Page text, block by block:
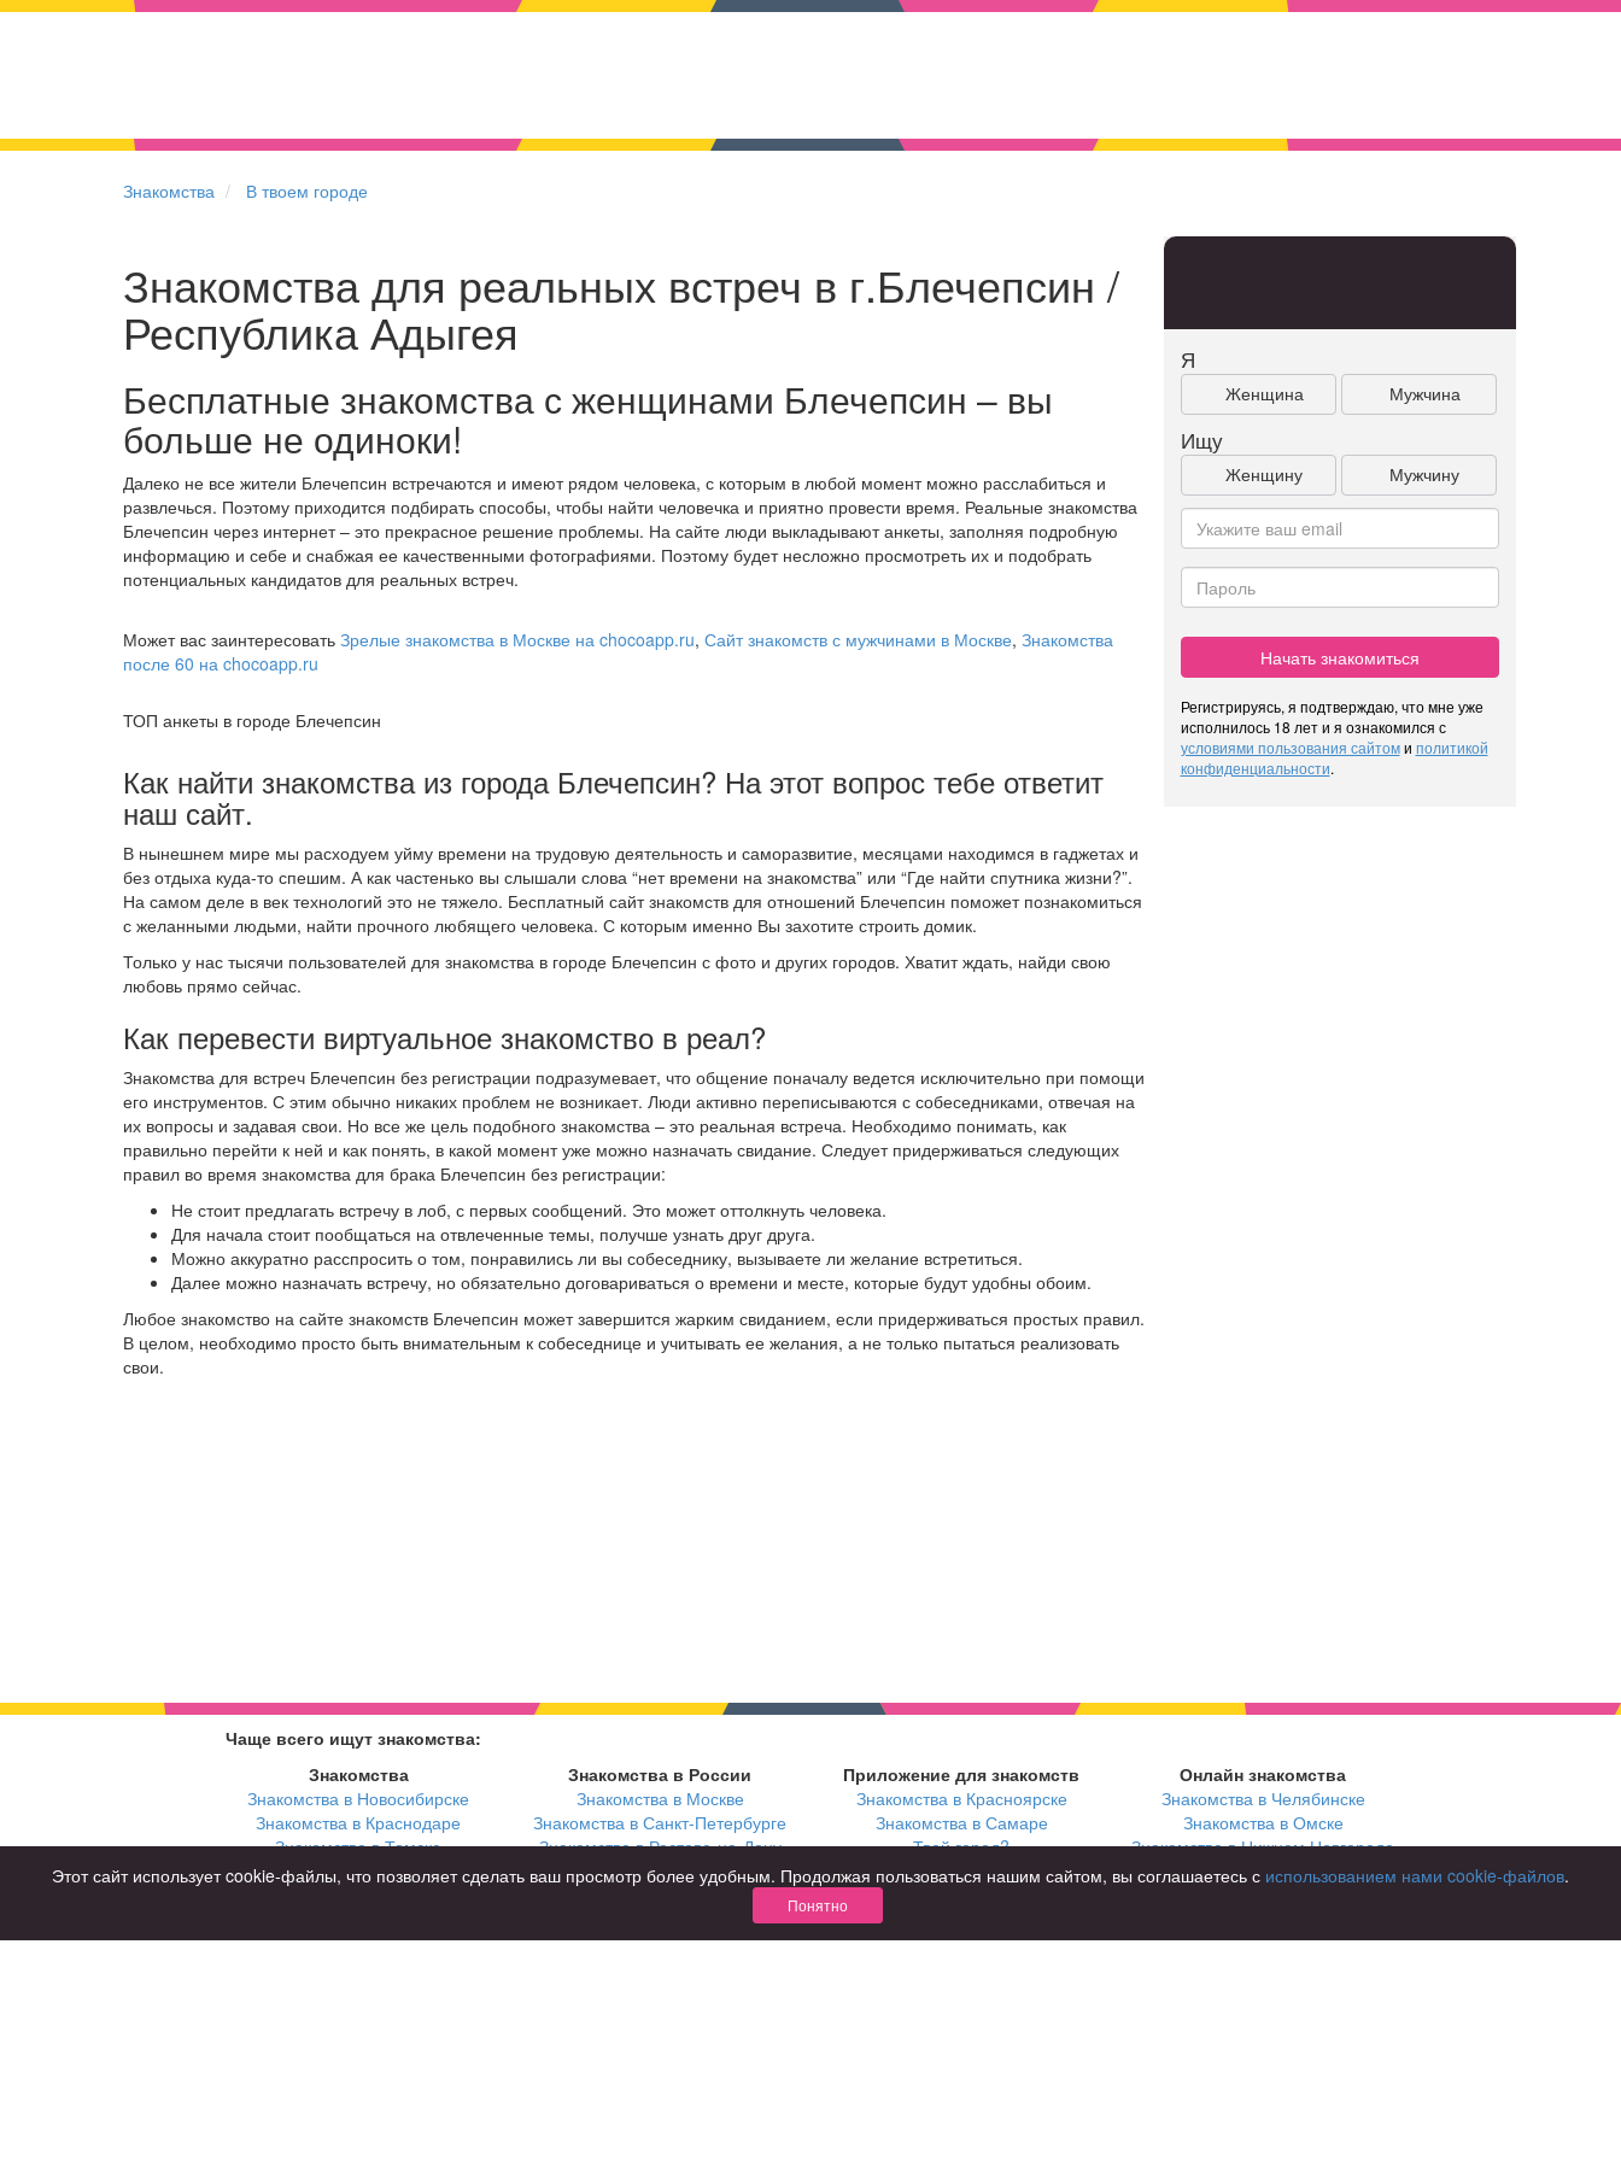
Знакомства В твоем городе
Знакомства для реальных встреч в г.Блечепсин /
Республика Адыгея
Бесплатные знакомства с женщинами Блечепсин – вы
больше не одиноки!
Далеко не все жители Блечепсин встречаются и имеют рядом человека, с которым в любой момент можно расслабиться и
развлечься. Поэтому приходится подбирать способы, чтобы найти человечка и приятно провести время. Реальные знакомства
Блечепсин через интернет – это прекрасное решение проблемы. На сайте люди выкладывают анкеты, заполняя подробную
информацию и себе и снабжая ее качественными фотографиями. Поэтому будет несложно просмотреть их и подобрать
потенциальных кандидатов для реальных встреч.
Может вас заинтересовать Зрелые знакомства в Москве на chocoapp.ru, Сайт знакомств с мужчинами в Москве, Знакомства
после 60 на chocoapp.ru
ТОП анкеты в городе Блечепсин
Как найти знакомства из города Блечепсин? На этот вопрос тебе ответит
наш сайт.
В нынешнем мире мы расходуем уйму времени на трудовую деятельность и саморазвитие, месяцами находимся в гаджетах и
без отдыха куда-то спешим. А как частенько вы слышали слова “нет времени на знакомства” или “Где найти спутника жизни?”.
На самом деле в век технологий это не тяжело. Бесплатный сайт знакомств для отношений Блечепсин поможет познакомиться
с желанными людьми, найти прочного любящего человека. С которым именно Вы захотите строить домик.
Только у нас тысячи пользователей для знакомства в городе Блечепсин с фото и других городов. Хватит ждать, найди свою
любовь прямо сейчас.
Как перевести виртуальное знакомство в реал?
Знакомства для встреч Блечепсин без регистрации подразумевает, что общение поначалу ведется исключительно при помощи
его инструментов. С этим обычно никаких проблем не возникает. Люди активно переписываются с собеседниками, отвечая на
их вопросы и задавая свои. Но все же цель подобного знакомства – это реальная встреча. Необходимо понимать, как
правильно перейти к ней и как понять, в какой момент уже можно назначать свидание. Следует придерживаться следующих
правил во время знакомства для брака Блечепсин без регистрации:
Не стоит предлагать встречу в лоб, с первых сообщений. Это может оттолкнуть человека.
Для начала стоит пообщаться на отвлеченные темы, получше узнать друг друга.
Можно аккуратно расспросить о том, понравились ли вы собеседнику, вызываете ли желание встретиться.
Далее можно назначать встречу, но обязательно договариваться о времени и месте, которые будут удобны обоим.
Любое знакомство на сайте знакомств Блечепсин может завершится жарким свиданием, если придерживаться простых правил.
В целом, необходимо просто быть внимательным к собеседнице и учитывать ее желания, а не только пытаться реализовать
свои.
Я
Женщина Мужчина
Ищу
Женщину Мужчину
Начать знакомиться
Регистрируясь, я подтверждаю, что мне уже
исполнилось 18 лет и я ознакомился с
условиями пользования сайтоми политикой
конфиденциальности.
Чаще всего ищут знакомства:
Знакомства
Знакомства в Новосибирске
Знакомства в Краснодаре
Знакомства в Томске
Знакомства в Екатеринбурге
Знакомства в России
Знакомства в Москве
Знакомства в Санкт-Петербурге
Знакомства в Ростове-на-Дону
Приложение для знакомств
Знакомства в Красноярске
Знакомства в Самаре
Твой город?
Онлайн знакомства
Знакомства в Челябинске
Знакомства в Омске
Знакомства в Нижнем Новгороде
Этот сайт использует cookie-файлы, что позволяет сделать ваш просмотр более удобным. Продолжая пользоваться нашим сайтом, вы соглашаетесь с использованием нами cookie-файлов.
Понятно